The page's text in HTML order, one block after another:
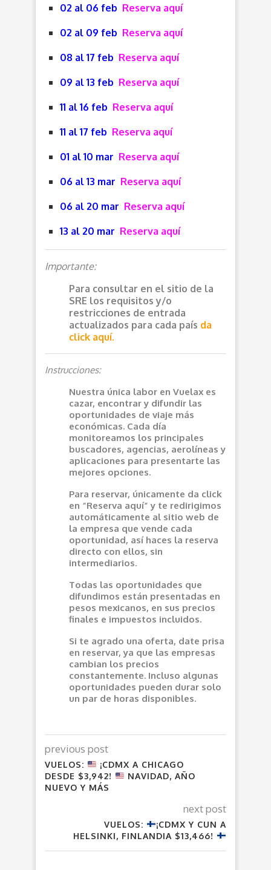
02 al 06 feb Reserva aquí
02 al 09 feb Reserva aquí
08 al 17 feb Reserva aquí
09 al 13 feb Reserva aquí
11 al 16 feb Reserva aquí
11 al 17 feb Reserva aquí
01 al 10 mar Reserva aquí
06 al 13 mar Reserva aquí
06 al 20 mar Reserva aquí
13 al 20 mar Reserva aquí
Importante:
Para consultar en el sitio de la
SRE los requisitos y/o
restricciones de entrada
actualizados para cada país da
click aquí.
Instrucciones:
Nuestra única labor en Vuelax es
cazar, encontrar y difundir las
oportunidades de viaje más
económicas. Cada día
monitoreamos los principales
buscadores, agencias, aerolíneas y
aplicaciones para presentarte las
mejores opciones.
Para reservar, únicamente da click
en “Reserva aquí” y te redirigimos
automáticamente al sitio web de
la empresa que vende cada
oportunidad, así haces la reserva
directo con ellos, sin
intermediarios.
Todas las oportunidades que
difundimos están presentadas en
pesos mexicanos, en sus precios
finales e impuestos incluidos.
Si te agrado una oferta, date prisa
en reservar, ya que las empresas
cambian los precios
constantemente. Incluso algunas
oportunidades pueden durar solo
un par de horas disponibles.
previous post
VUELOS:
¡CDMX A CHICAGO
DESDE $3,942!
NAVIDAD, AÑO
NUEVO Y MÁS
next post
VUELOS:
¡CDMX Y CUN A
HELSINKI, FINLANDIA $13,466!